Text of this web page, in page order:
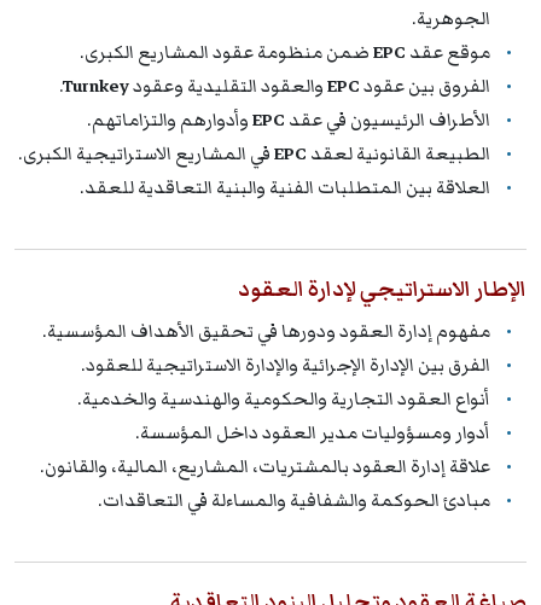
الجوهرية.
موقع عقد EPCضمن منظومة عقود المشاريع الكبرى.
الفروق بين عقودEPCوالعقود التقليدية وعقودTurnkey
.
الأطراف الرئيسيون في عقد EPCوأدوارهم والتزاماتهم.
الطبيعة القانونية لعقد EPCفي المشاريع الاستراتيجية الكبرى.
العلاقة بين المتطلبات الفنية والبنية التعاقدية للعقد.
الإطار الاستراتيجي لإدارة العقود
مفهوم إدارة العقود ودورها في تحقيق الأهداف المؤسسية.
الفرق بين الإدارة الإجرائية والإدارة الاستراتيجية للعقود.
أنواع العقود التجارية والحكومية والهندسية والخدمية.
أدوار ومسؤوليات مدير العقود داخل المؤسسة.
علاقة إدارة العقود بالمشتريات، المشاريع، المالية، والقانون.
مبادئ الحوكمة والشفافية والمساءلة في التعاقدات.